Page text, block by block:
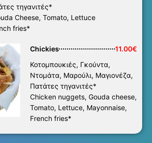
τηγανιτές*
Cheese, Tomato, Lettuce
fries*
Chickies
11.00€
Κοτομπουκιές, Γκούντα,
Ντομάτα, Μαρούλι, Μαγιονέζα,
Πατάτες τηγανιτές*
Chicken nuggets, Gouda cheese,
Tomato, Lettuce, Mayonnaise,
French fries*